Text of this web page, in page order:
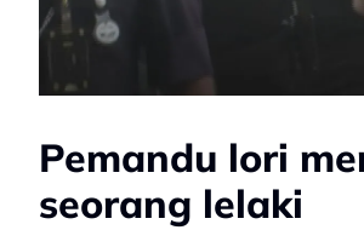
Pemandu lori
seorang lelaki